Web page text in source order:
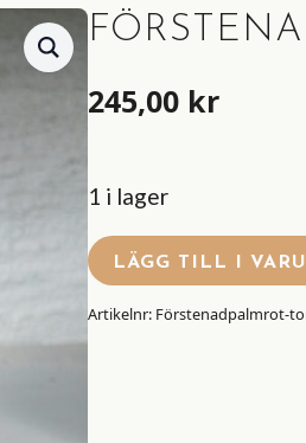
245,00 kr
1 i lager
LÄGG TILL I
Artikelnr: Förstenadpalmrot-